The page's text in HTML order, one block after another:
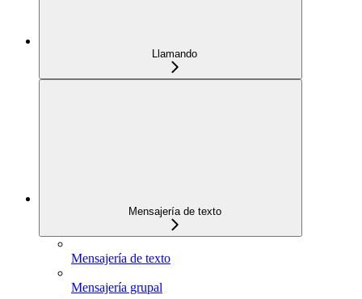
Llamando
Mensajería de texto
Mensajería de texto
Mensajería grupal